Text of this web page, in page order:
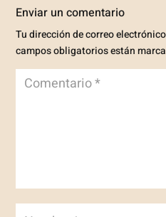
Enviar un comentario
Tu dirección de correo
campos obligatorios están